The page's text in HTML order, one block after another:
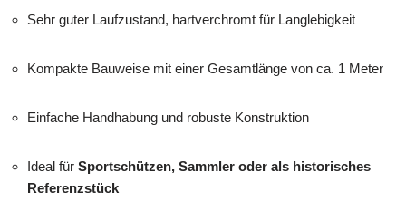
Sehr guter Laufzustand, hartverchromt für Langlebigkeit
Kompakte Bauweise mit einer Gesamtlänge von ca. 1 Meter
Einfache Handhabung und robuste Konstruktion
Ideal für Sportschützen, Sammler oder als historisches
Referenzstück